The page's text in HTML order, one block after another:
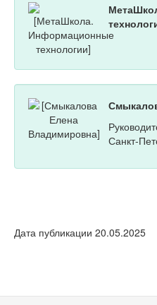
Санкт-
Дата публикации 20.05.2025